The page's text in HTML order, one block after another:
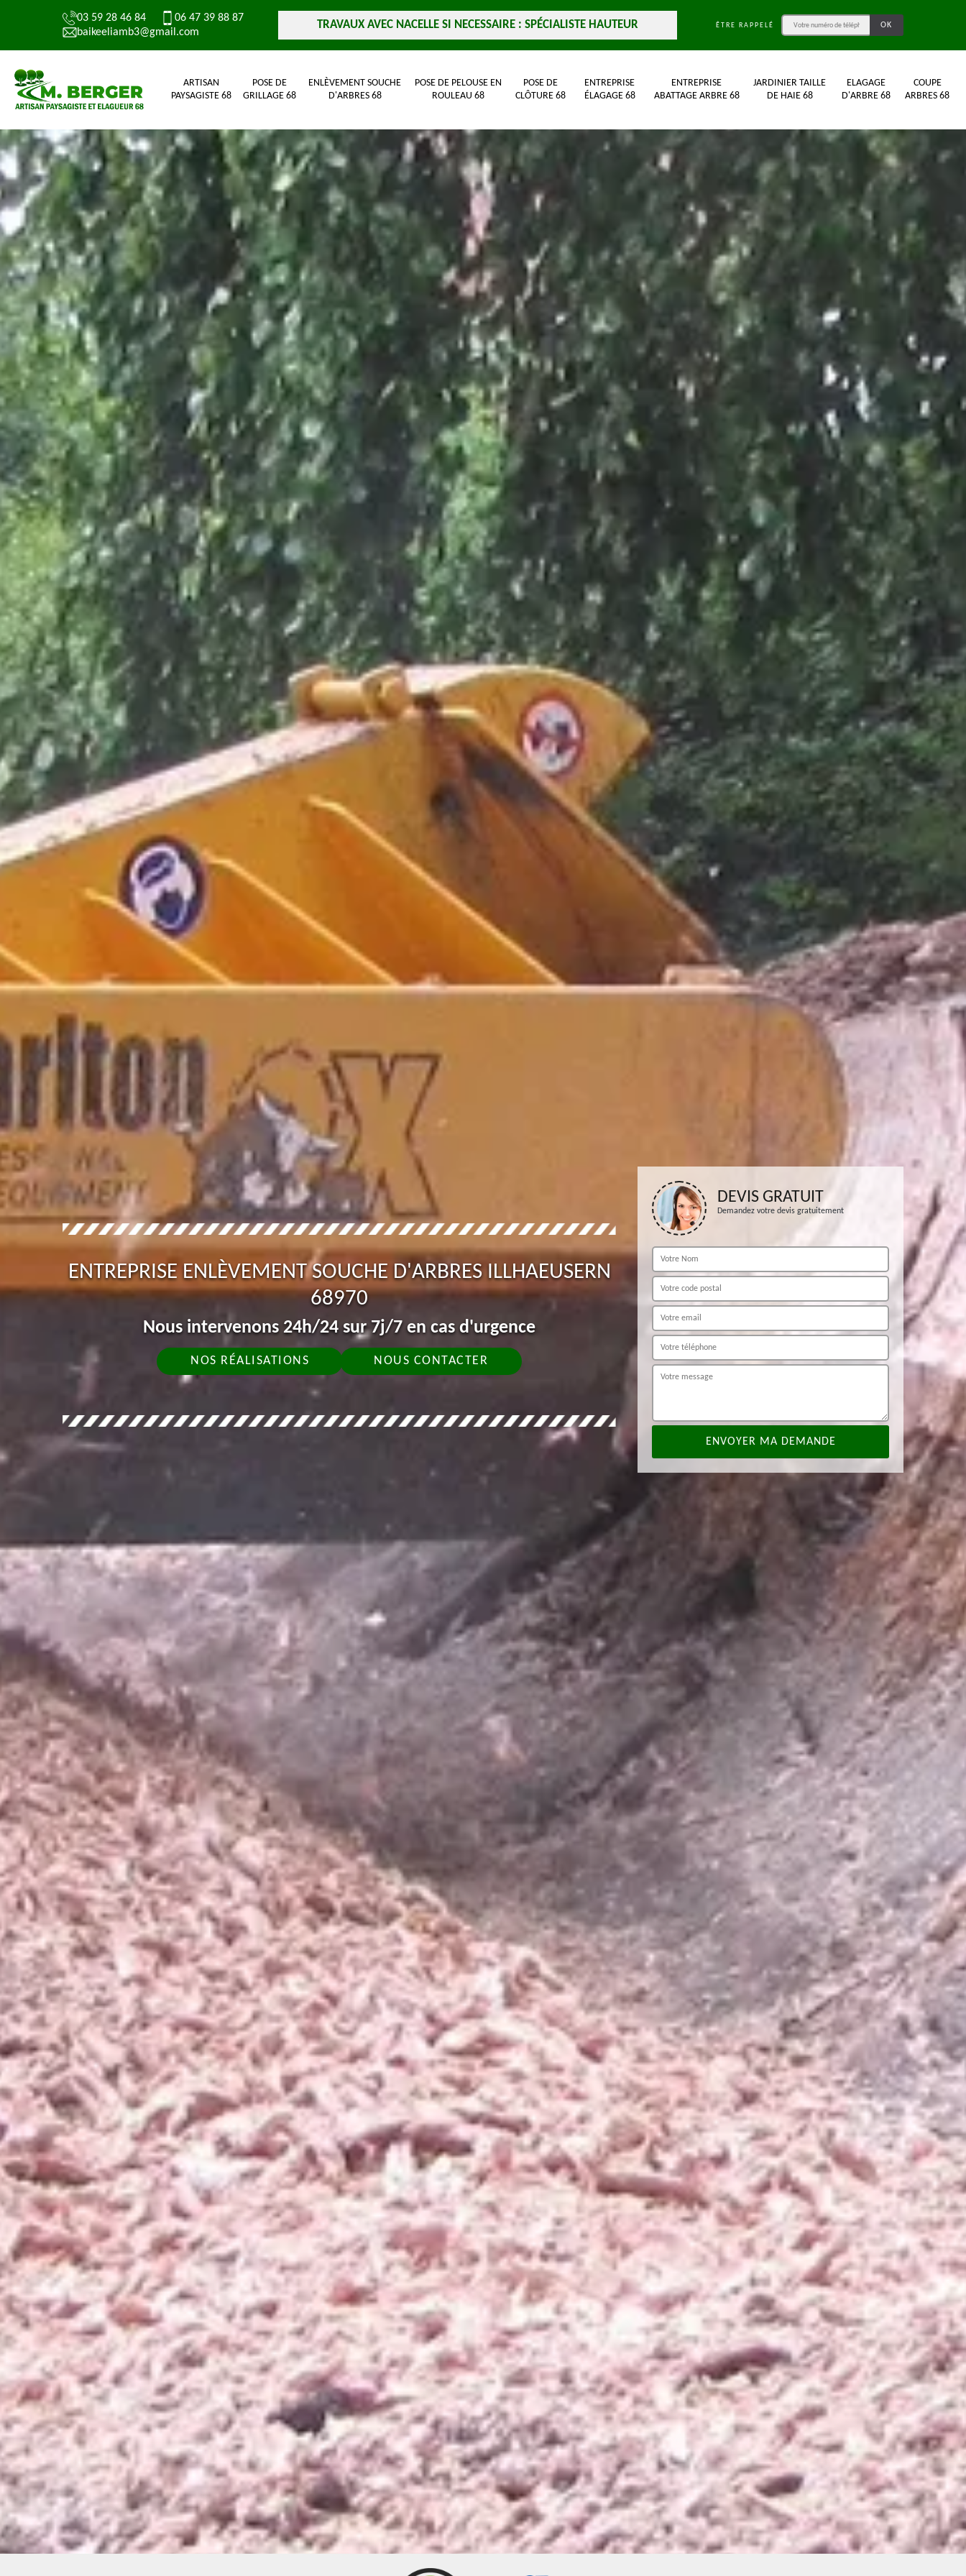
03 59 28 46 84
06 47 39 88 87
baikeeliamb3@gmail.com
TRAVAUX AVEC NACELLE SI NECESSAIRE : SPÉCIALISTE HAUTEUR ÊTRE RAPPELÉ
ARTISAN
PAYSAGISTE 68
POSE DE
GRILLAGE 68
ENLÈVEMENT SOUCHE
D'ARBRES 68
POSE DE PELOUSE EN
ROULEAU 68
POSE DE
CLÔTURE 68
ENTREPRISE
ÉLAGAGE 68
ENTREPRISE
ABATTAGE ARBRE 68
JARDINIER TAILLE
DE HAIE 68
ELAGAGE
D'ARBRE 68
COUPE
ARBRES 68
ENTREPRISE ENLÈVEMENT SOUCHE D'ARBRES ILLHAEUSERN
68970
Nous intervenons 24h/24 sur 7j/7 en cas d'urgence
NOS RÉALISATIONS NOUS CONTACTER
DEVIS GRATUIT
Demandez votre devis gratuitement